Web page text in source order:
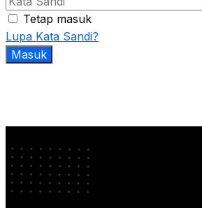
Tetap masuk
Lupa Kata Sandi?
Masuk